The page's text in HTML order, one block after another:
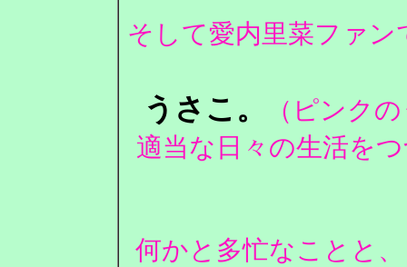
そして愛内里菜ファン
うさこ。
（ピンク
適当な日々の生活を
何かと多忙なことと